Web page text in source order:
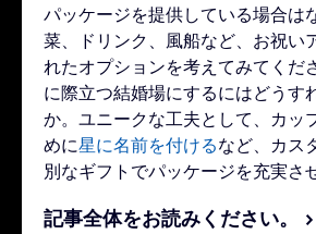
パッケージを提供している場合は
菜、ドリンク、風船など、お祝い
れたオプションを考えてみてくだ
に際立つ結婚場にするにはどうす
か。ユニークな工夫として、カッ
めに星に名前を付けるなど、カス
別なギフトでパッケージを充実さ
記事全体をお読みください。